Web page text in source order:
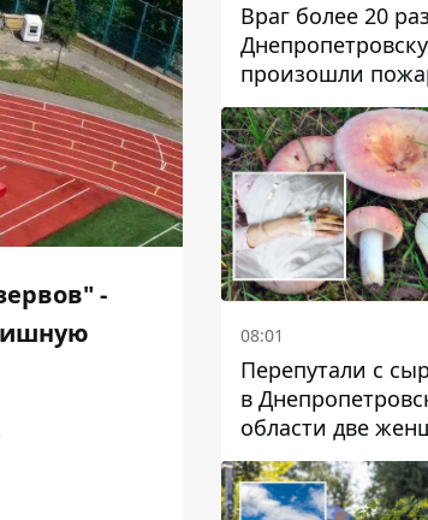
-
Враг более 20
произошли
повреждены
инфраструктура
08:01
Перепутали с
в
области две
отравились